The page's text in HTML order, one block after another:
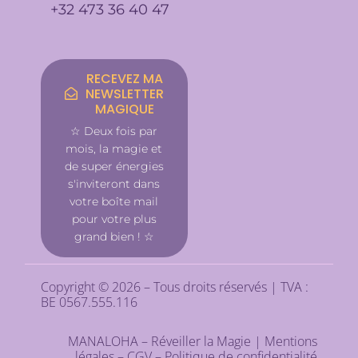
+32 473 36 40 47
RECEVEZ MA
NEWSLETTER
MAGIQUE
☆ Deux fois par
mois, la magie et
de super énergies
s'inviteront dans
votre boîte mail
pour votre plus
grand bien ! ☆
Copyright © 2026 – Tous droits réservés | TVA :
BE 0567.555.116
MANALOHA – Réveiller la Magie | Mentions